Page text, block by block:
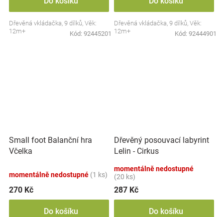
Dřevěná vkládačka, 9 dílků, Věk:
12m+
Kód: 92445201
Dřevěná vkládačka, 9 dílků, Věk:
12m+
Kód: 92444901
Small foot Balanční hra
Včelka
momentálně nedostupné (1 ks)
270 Kč
Do košíku
Dřevěný posouvací labyrint
Lelin - Cirkus
momentálně nedostupné
(20 ks)
287 Kč
Do košíku